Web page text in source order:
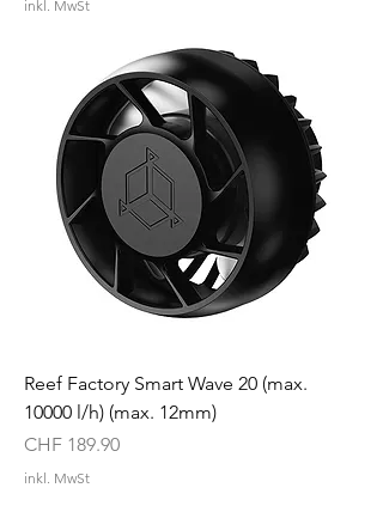
inkl. MwSt
Reef Factory Smart Wave 20 (max.
10000 l/h) (max. 12mm)
Preis
CHF 189.90
inkl. MwSt